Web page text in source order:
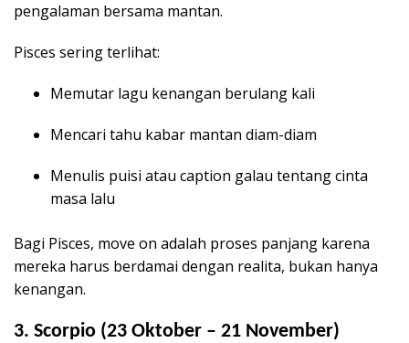
pengalaman bersama mantan.
Pisces sering terlihat:
Memutar lagu kenangan berulang kali
Mencari tahu kabar mantan diam-diam
Menulis puisi atau caption galau tentang cinta
masa lalu
Bagi Pisces, move on adalah proses panjang karena
mereka harus berdamai dengan realita, bukan hanya
kenangan.
3. Scorpio (23 Oktober – 21 November)